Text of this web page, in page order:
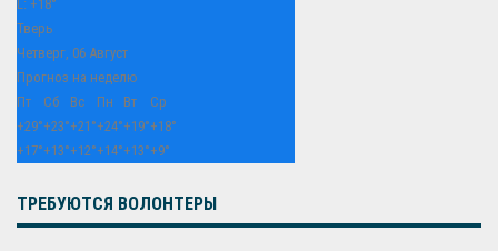
L: +18°
Тверь
Четверг, 06 Август
Прогноз на неделю
Пт
Сб Вс Пн Вт
Ср
+29°+23°+21°+24°+19°+18°
+17°+13°+12°+14°+13°+9°
ТРЕБУЮТСЯ ВОЛОНТЕРЫ